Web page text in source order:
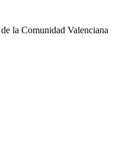
la Comunidad Valenciana